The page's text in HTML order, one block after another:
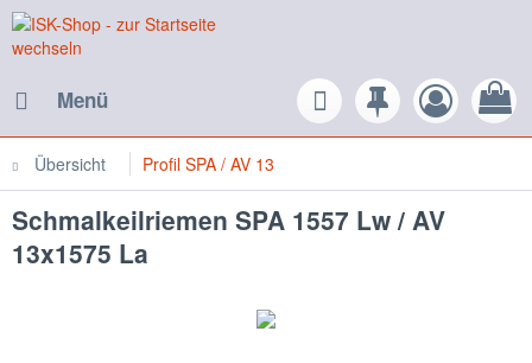
Menü
Übersicht Profil SPA / AV 13
Schmalkeilriemen SPA 1557 Lw / AV
13x1575 La